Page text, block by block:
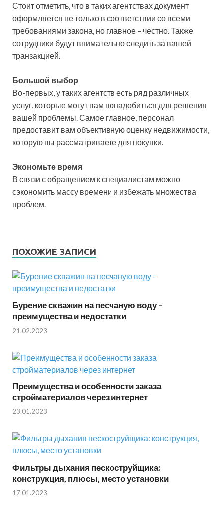
Стоит отметить, что в таких агентствах документ
оформляется не только в соответствии со всеми
требованиями закона, но главное – честно. Также
сотрудники будут внимательно следить за вашей
транзакцией.
Большой выбор
Во-первых, у таких агентств есть ряд различных
услуг, которые могут вам понадобиться для решения
вашей проблемы. Самое главное, персонал
предоставит вам объективную оценку недвижимости,
которую вы рассматриваете для покупки.
Экономьте время
В связи с обращением к специалистам можно
сэкономить массу времени и избежать множества
проблем.
ПОХОЖИЕ ЗАПИСИ
Бурение скважин на песчаную воду –
преимущества и недостатки
21.02.2023
Преимущества и особенности заказа
стройматериалов через интернет
23.01.2023
Фильтры дыхания пескоструйщика:
конструкция, плюсы, место установки
17.01.2023